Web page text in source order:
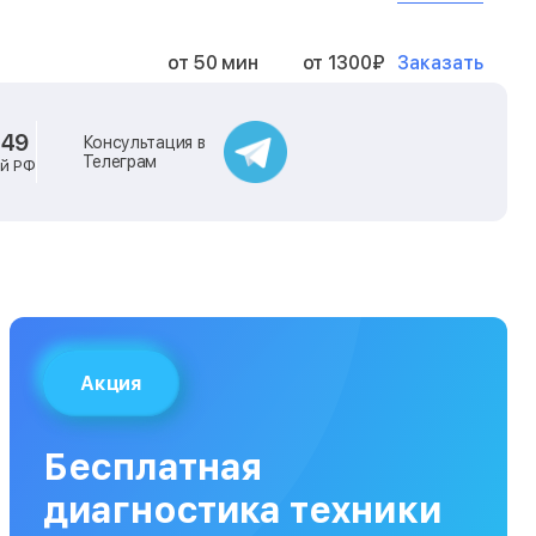
от 50 мин от 1300₽ Заказать
от 40 мин
от 40 мин
от 120 мин
РФ
Консультация в
Телеграм
Акция
Бесплатная
диагностика техники